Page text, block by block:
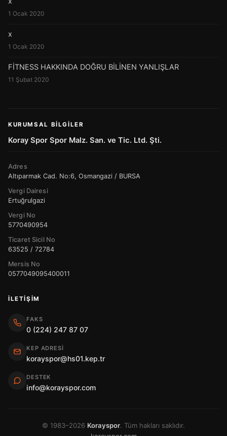
1 Ocak 2020
x
1 Ocak 2020
FİTNESS HAKKINDA DOĞRU BİLİNEN YANLIŞLAR
11 Şubat 2020
KURUMSAL BILGILER
Koray Spor Spor Malz. San. ve Tic. Ltd. Şti.
Adres
Altıparmak Cad. No:6, Osmangazi / BURSA
Vergi Dairesi
Ertuğrulgazi
Vergi No
5770490954
Ticaret Sicil No
63525 / 72784
Mersis No
0577049095400011
İLETIŞIM
FAKS
0 (224) 247 87 07
KEP ADRESI
korayspor@hs01.kep.tr
DESTEK
info@korayspor.com
© 1983–2026 Korayspor. Tüm hakları saklıdır.